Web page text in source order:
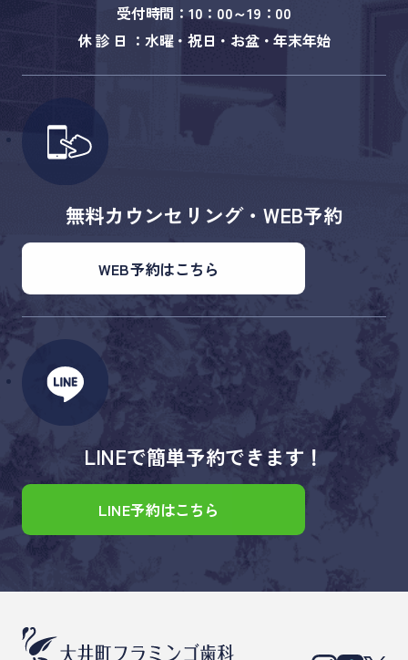
受付時間：10：00～19：00
休 診 日 ：水曜・祝日・お盆・年末年始
無料カウンセリング・WEB予約
WEB予約はこちら
LINEで簡単予約できます！
LINE予約はこちら